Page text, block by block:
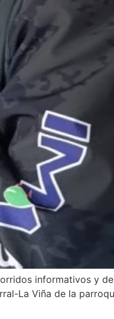
informativos y
La Viña de la